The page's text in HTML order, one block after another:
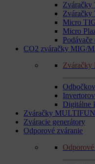
Micro
Micro
CO2 zváračky MIG/
Digitálne
Zváračky
Zváracie generátory
Odporové zváranie